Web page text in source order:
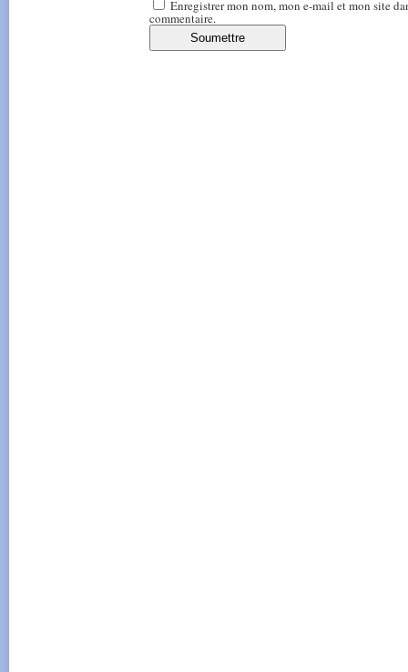
Enregistrer mon nom, mon e-mail et mon site
commentaire.